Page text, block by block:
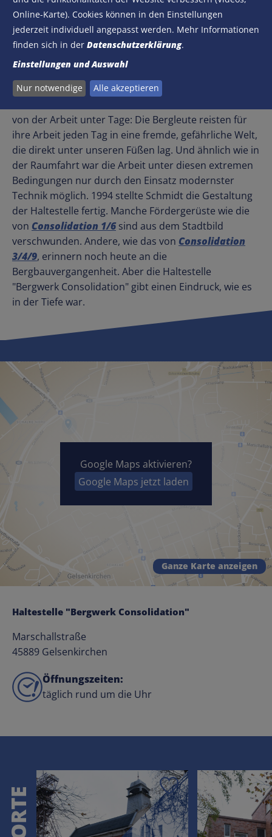
kleine “Raumfahrt ins Innere der Erde” ab.
Alfred Schmidt (1930-1997) machte es sich 25 Jahre
lang zur Aufgabe, die Lebenswelten der Bergleute zu
dokumentieren. Über 400 Zeichnungen fertigte er
Trotz. Seine Beschreibung des Bergbaus als
von der Arbeit unter Tage: Die Bergleute reisten für
ihre Arbeit jeden Tag in eine fremde, gefährliche Welt,
die direkt unter unseren Füßen lag. Und ähnlich wie in
der Raumfahrt war die Arbeit unter diesen extremen
Bedingungen nur durch den Einsatz modernster
Technik möglich. 1994 stellte Schmidt die Gestaltung
der Haltestelle fertig. Manche Fördergerüste wie die
von Consolidation 1/6sind aus dem Stadtbild
verschwunden. Andere, wie das von Consolidation
3/4/9, erinnern noch heute an die
Bergbauvergangenheit. Aber die Haltestelle
"Bergwerk Consolidation" gibt einen Eindruck, wie es
in der Tiefe war.
Google Maps aktivieren?
Google Maps jetzt laden
Ganze Karte anzeigen
Haltestelle "Bergwerk Consolidation"
Marschallstraße
45889 Gelsenkirchen
Öffnungszeiten:
täglich rund um die Uhr
Speichern
Online-Karte). Cookies können in den Einstellungen
jederzeit individuell angepasst werden. Mehr Informationen
finden sich in der Datenschutzerklärung.
Einstellungen und Auswahl
Nur notwendige Alle akzeptieren